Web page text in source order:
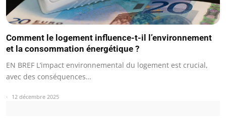
Comment le logement influence-t-il l’environnement
et la consommation énergétique ?
EN BREF L’impact environnemental du logement est crucial,
avec des conséquences…
12 décembre 2025